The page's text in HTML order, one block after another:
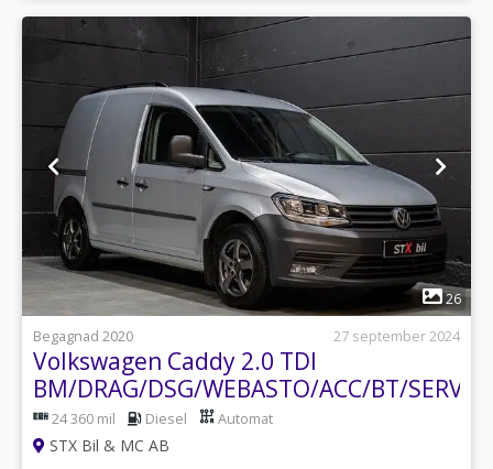
1
26
Begagnad 2020
27 september 2024
Volkswagen Caddy 2.0 TDI
BM/DRAG/DSG/WEBASTO/ACC/BT/
24 360 mil Diesel Automat
STX Bil & MC AB